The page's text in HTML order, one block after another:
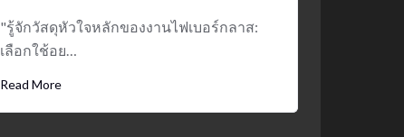
"รู้จักวัสดุหัวใจหลักของงานไฟเบอร์กลาส:
เลือกใช้อย…
Read More